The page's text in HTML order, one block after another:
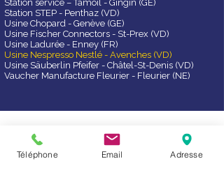
Station service – Tamoil - Gingin (GE)
Station STEP - Penthaz (VD)
Usine Chopard - Genève (GE)
Usine Fischer Connectors - St-Prex (VD)
Usine Ladurée - Enney (FR)
Usine Nespresso Nestlé - Avenches (VD)
Usine Säuberlin Pfeifer - Châtel-St-Denis (VD)
Vaucher Manufacture Fleurier - Fleurier (NE)
N’hésitez pas à nous contacter !
Contact
Téléphone Email Adresse